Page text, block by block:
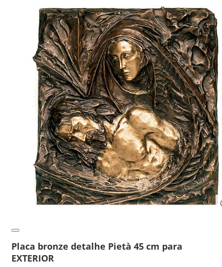
Placa bronze detalhe Pietà 45 cm para
EXTERIOR